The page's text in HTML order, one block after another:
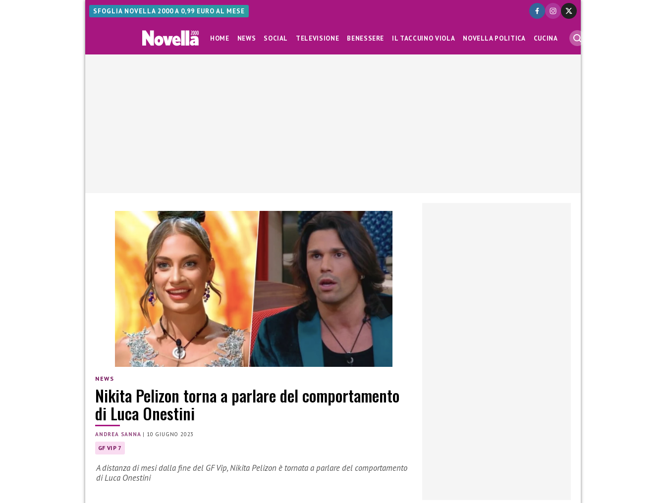
SFOGLIA NOVELLA 2000 A 0,99 EURO AL MESE
HOME NEWS SOCIAL TELEVISIONE BENESSERE IL TACCUINO VIOLA NOVELLA POLITICA CUCINA
NEWS
Nikita Pelizon torna a parlare del comportamento
di Luca Onestini
ANDREA SANNA | 10 GIUGNO 2023
GF VIP 7
A distanza di mesi dalla fine del GF Vip, Nikita Pelizon è tornata a parlare del comportamento
di Luca Onestini